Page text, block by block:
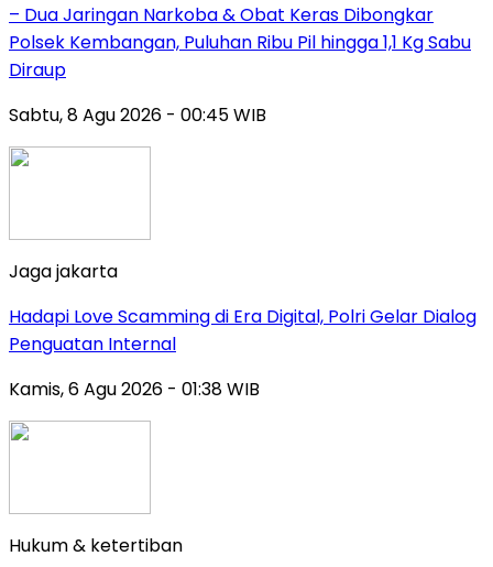
– Dua Jaringan Narkoba & Obat Keras Dibongkar
Polsek Kembangan, Puluhan Ribu Pil hingga 1,1 Kg Sabu
Diraup
Sabtu, 8 Agu 2026 - 00:45 WIB
Jaga jakarta
Hadapi Love Scamming di Era Digital, Polri Gelar Dialog
Penguatan Internal
Kamis, 6 Agu 2026 - 01:38 WIB
Hukum & ketertiban